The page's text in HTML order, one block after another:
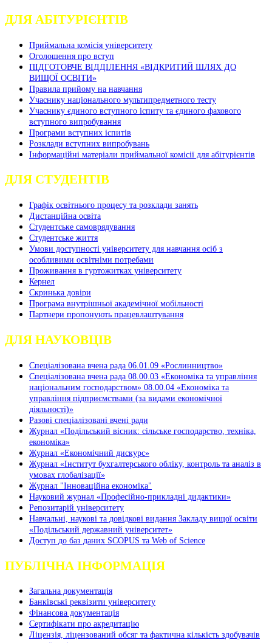
ДЛЯ АБІТУРІЄНТІВ
Приймальна комісія університету
Оголошення про вступ
ПІДГОТОВЧЕ ВІДДІЛЕННЯ «ВІДКРИТИЙ ШЛЯХ ДО
ВИЩОЇ ОСВІТИ»
Правила прийому на навчання
Учаснику національного мультипредметного тесту
Учаснику єдиного вступного іспиту та єдиного фахового
вступного випробування
Програми вступних іспитів
Розклади вступних випробувань
Інформаційні матеріали приймальної комісії для абітурієнтів
ДЛЯ СТУДЕНТІВ
Графік освітнього процесу та розклади занять
Дистанційна освіта
Студентське самоврядування
Студентське життя
Умови доступності університету для навчання осіб з
особливими освітніми потребами
Проживання в гуртожитках університету
Кернел
Скринька довіри
Програма внутрішньої академічної мобільності
Партнери пропонують працевлаштування
ДЛЯ НАУКОВЦІВ
Спеціалізована вчена рада 06.01.09 «Рослинництво»
Спеціалізована вчена рада 08.00.03 «Економіка та управління
національним господарством» 08.00.04 «Економіка та
управління підприємствами (за видами економічної
діяльності)»
Разові спеціалізовані вчені ради
Журнал «Подільський вісник: сільське господарство, техніка,
економіка»
Журнал «Економічний дискурс»
Журнал «Інститут бухгалтерського обліку, контроль та аналіз в
умовах глобалізації»
Журнал "Інноваційна економіка"
Науковий журнал «Професійно-прикладні дидактики»
Репозитарій університету
Навчальні, наукові та довідкові видання Закладу вищої освіти
«Подільський державний університет»
Доступ до баз даних SCOPUS та Web of Science
ПУБЛІЧНА ІНФОРМАЦІЯ
Загальна документація
Банківські реквізити університету
Фінансова документація
Сертифікати про акредитацію
Ліцензія, ліцензований обсяг та фактична кількість здобувачів